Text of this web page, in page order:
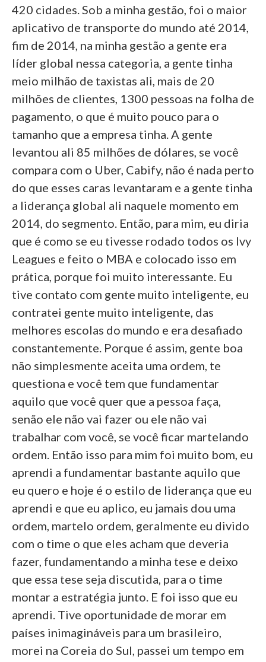
420 cidades. Sob a minha gestão, foi o maior
aplicativo de transporte do mundo até 2014,
fim de 2014, na minha gestão a gente era
líder global nessa categoria, a gente tinha
meio milhão de taxistas ali, mais de 20
milhões de clientes, 1300 pessoas na folha de
pagamento, o que é muito pouco para o
tamanho que a empresa tinha. A gente
levantou ali 85 milhões de dólares, se você
compara com o Uber, Cabify, não é nada perto
do que esses caras levantaram e a gente tinha
a liderança global ali naquele momento em
2014, do segmento. Então, para mim, eu diria
que é como se eu tivesse rodado todos os Ivy
Leagues e feito o MBA e colocado isso em
prática, porque foi muito interessante. Eu
tive contato com gente muito inteligente, eu
contratei gente muito inteligente, das
melhores escolas do mundo e era desafiado
constantemente. Porque é assim, gente boa
não simplesmente aceita uma ordem, te
questiona e você tem que fundamentar
aquilo que você quer que a pessoa faça,
senão ele não vai fazer ou ele não vai
trabalhar com você, se você ficar martelando
ordem. Então isso para mim foi muito bom, eu
aprendi a fundamentar bastante aquilo que
eu quero e hoje é o estilo de liderança que eu
aprendi e que eu aplico, eu jamais dou uma
ordem, martelo ordem, geralmente eu divido
com o time o que eles acham que deveria
fazer, fundamentando a minha tese e deixo
que essa tese seja discutida, para o time
montar a estratégia junto. E foi isso que eu
aprendi. Tive oportunidade de morar em
países inimagináveis para um brasileiro,
morei na Coreia do Sul, passei um tempo em